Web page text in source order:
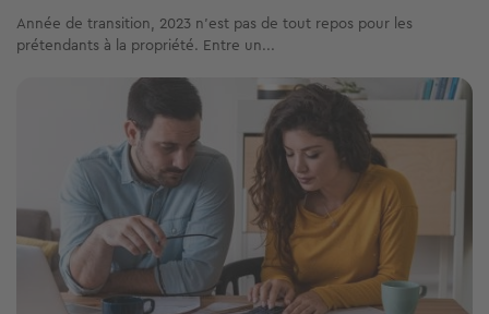
Année de transition, 2023 n’est pas de tout repos pour les
prétendants à la propriété. Entre un...